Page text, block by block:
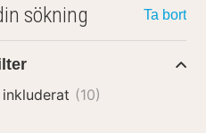
sökning Ta bort
(10)